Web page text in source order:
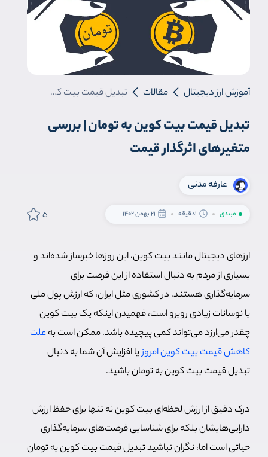
آموزش ارز دیجیتال مقالات تبدیل قیمت بیت کوین به تومان | بررسی متغیرهای اثرگذار قیمت
تبدیل قیمت بیت کوین به تومان | بررسی
متغیرهای اثرگذار قیمت
عارفه مدنی
مبتدی 1دقیقه 21 بهمن 1402 5
ارزهای دیجیتال مانند بیت کوین، این روزها خبرساز شده‌اند و
بسیاری از مردم به دنبال استفاده از این فرصت برای
سرمایه‌گذاری هستند. در کشوری مثل ایران، که ارزش پول ملی
با نوسانات زیادی روبرو است، فهمیدن اینکه یک بیت کوین
چقدر می‌ارزد می‌تواند کمی پیچیده باشد. ممکن است بهعلت
کاهش قیمت بیت کوین امروزیا افزایش آن شما به دنبال
تبدیل قیمت بیت کوین به تومان باشید.
درک دقیق از ارزش لحظه‌ای بیت کوین نه تنها برای حفظ ارزش
دارایی‌هایشان بلکه برای شناسایی فرصت‌های سرمایه‌گذاری
حیاتی است اما، نگران نباشید تبدیل قیمت بیت کوین به تومان